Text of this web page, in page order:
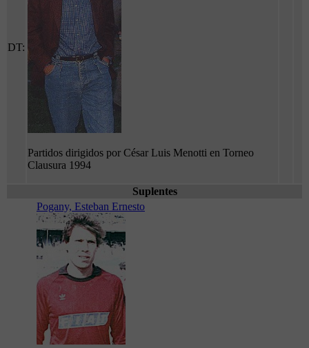
DT:
Partidos dirigidos por César Luis Menotti en Torneo
Clausura 1994
Suplentes
Pogany, Esteban Ernesto